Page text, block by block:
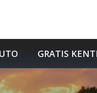
GRATIS